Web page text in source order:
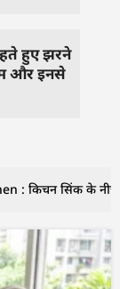
हुए झरने
और इनसे
: किचन सिंक के नीचे